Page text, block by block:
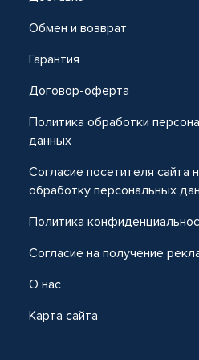
Обмен и возврат
Гарантия
Договор-оферта
Политика обработки
данных
Согласие посетителя сайта
обработку персональных
Политика
Согласие на получение
О нас
Карта сайта